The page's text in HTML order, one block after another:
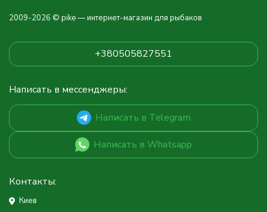
2009-2026 © pike — интернет-магазин для рыбаков
+380505827551
Написать в мессенджеры:
Написать в Telegram
Написать в Whatsapp
Контакты:
Киев